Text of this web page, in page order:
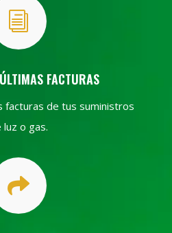
i
FACTURAS
facturas de tus suministros
luz o gas.
